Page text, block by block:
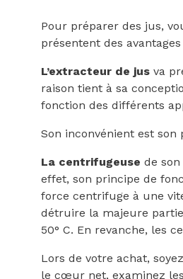
Pour préparer des jus,
présentent des
L’extracteur de jus va
raison tient à sa
fonction des différents
Son inconvénient est
La centrifugeuse de
effet, son principe de
force centrifuge à une
détruire la majeure
50° C. En revanche, les
Lors de votre achat,
le cœur net, examinez